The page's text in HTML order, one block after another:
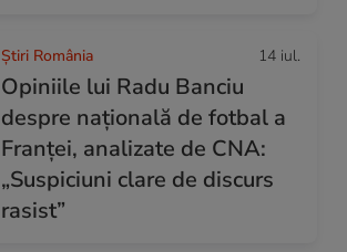
Știri România 14 iul.
Opiniile lui Radu Banciu
despre națională de fotbal a
Franței, analizate de CNA:
„Suspiciuni clare de discurs
rasist”